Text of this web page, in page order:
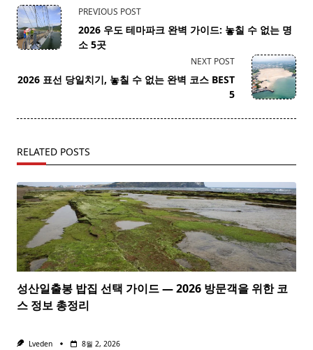
<span
class="nav-
subtitle
reader-
PREVIOUS POST
2026 우도 테마파크 완벽 가이드: 놓칠 수 없는 명
소 5곳
NEXT POST
2026 표선 당일치기, 놓칠 수 없는 완벽 코스 BEST
5
RELATED POSTS
성산일출봉 밥집 선택 가이드 — 2026 방문객을 위한 코
스 정보 총정리
Lveden 8월 2, 2026